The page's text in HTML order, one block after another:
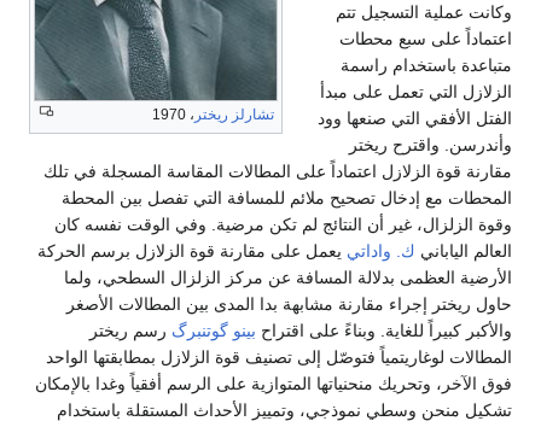
تشارلز ريختر، 1970
وكانت عملية التسجيل تتم
اعتماداً على سبع محطات
متباعدة باستخدام راسمة
الزلازل التي تعمل على مبدأ
الفتل الأفقي التي صنعها وود
وأندرسن. واقترح ريختر
مقارنة قوة الزلازل اعتماداً على المطالات المقاسة المسجلة في تلك
المحطات مع إدخال تصحيح ملائم للمسافة التي تفصل بين المحطة
وقوة الزلزال، غير أن النتائج لم تكن مرضية. وفي الوقت نفسه كان
العالم الياباني ك. واداتي يعمل على مقارنة قوة الزلازل برسم الحركة
الأرضية العظمى بدلالة المسافة عن مركز الزلزال السطحي، ولما
حاول ريختر إجراء مقارنة مشابهة بدا المدى بين المطالات الأصغر
والأكبر كبيراً للغاية. وبناءً على اقتراح بينو گوتنبرگرسم ريختر
المطالات لوغاريتمياً فتوصّل إلى تصنيف قوة الزلازل بمطابقتها الواحد
فوق الآخر، وتحريك منحنياتها المتوازية على الرسم أفقياً وغدا بالإمكان
تشكيل منحنٍ وسطي نموذجي، وتمييز الأحداث المستقلة باستخدام